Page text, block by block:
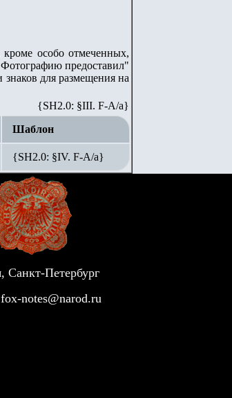
особо отмеченных,
предоставил"
для размещения на
{SH2.0: §III. F-A/а}
Шаблон
{SH2.0: §IV. F-А/а}
Санкт-Петербург
fox-notes@narod.ru